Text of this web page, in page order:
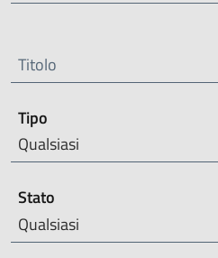
Titolo
Tipo
Qualsiasi
Stato
Qualsiasi